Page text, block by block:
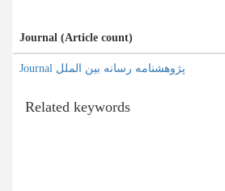
Journal (Article count)
Journal پژوهشنامه رسانه بین الملل
Related keywords